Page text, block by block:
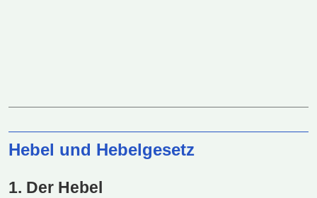
Hebel und Hebelgesetz
1. Der Hebel